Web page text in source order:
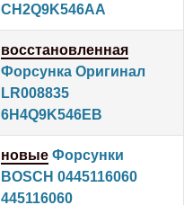
CH2Q9K546AA
восстановленная
Форсунка Оригинал
LR008835
6H4Q9K546EB
новые Форсунки
BOSCH 0445116060
445116060